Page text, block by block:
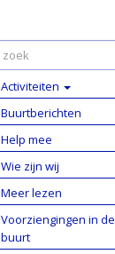
Activiteiten
Buurtberichten
Help mee
Wie zijn wij
Meer lezen
Voorziengingen in de
buurt